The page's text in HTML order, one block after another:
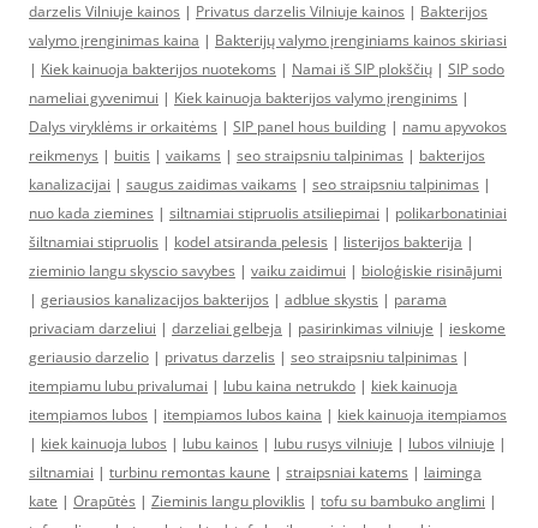
darzelis Vilniuje kainos | Privatus darzelis Vilniuje kainos | Bakterijos
valymo įrenginimas kaina | Bakterijų valymo įrenginiams kainos skiriasi
| Kiek kainuoja bakterijos nuotekoms | Namai iš SIP plokščių | SIP sodo
nameliai gyvenimui | Kiek kainuoja bakterijos valymo įrenginims |
Dalys viryklėms ir orkaitėms | SIP panel hous building | namu apyvokos
reikmenys | buitis | vaikams | seo straipsniu talpinimas | bakterijos
kanalizacijai | saugus zaidimas vaikams | seo straipsniu talpinimas |
nuo kada ziemines | siltnamiai stipruolis atsiliepimai | polikarbonatiniai
šiltnamiai stipruolis | kodel atsiranda pelesis | listerijos bakterija |
zieminio langu skyscio savybes | vaiku zaidimui | bioloģiskie risinājumi
| geriausios kanalizacijos bakterijos | adblue skystis | parama
privaciam darzeliui | darzeliai gelbeja | pasirinkimas vilniuje | ieskome
geriausio darzelio | privatus darzelis | seo straipsniu talpinimas |
itempiamu lubu privalumai | lubu kaina netrukdo | kiek kainuoja
itempiamos lubos | itempiamos lubos kaina | kiek kainuoja itempiamos
| kiek kainuoja lubos | lubu kainos | lubu rusys vilniuje | lubos vilniuje |
siltnamiai | turbinu remontas kaune | straipsniai katems | laiminga
kate | Orapūtės | Zieminis langu ploviklis | tofu su bambuko anglimi |